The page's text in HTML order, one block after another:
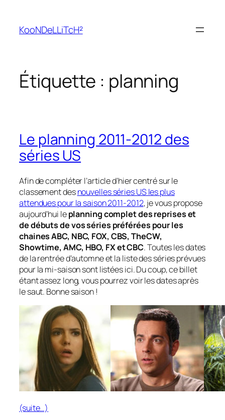
contenu
KooNDeLLiTcH²
Étiquette : planning
Le planning 2011-2012 des
séries US
Afin de compléter l’article d’hier centré sur le
classement desnouvelles séries US les plus
attendues pour la saison 2011-2012, je vous propose
aujourd’hui leplanning complet des reprises et
de débuts de vos séries préférées pour les
chaines ABC, NBC, FOX, CBS, TheCW,
Showtime, AMC, HBO, FX et CBC. Toutes les dates
de la rentrée d’automne et la liste des séries prévues
pour la mi-saison sont listées ici. Du coup, ce billet
étant assez long, vous pourrez voir les dates après
le saut. Bonne saison !
(suite…)